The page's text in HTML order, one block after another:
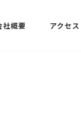
社概要 アクセス